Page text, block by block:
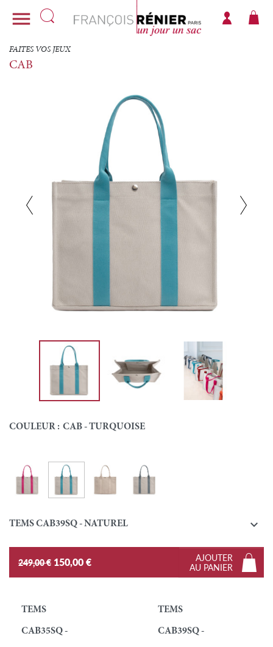

FAITES VOS JEUX
CAB
COULEUR : CAB - TURQUOISE
Couleur
Cab - FuchsiaCab - TurquoiseCab - Ecru Cab - Gris
TEMS CAB39SQ - NATUREL 
249,00 € 150,00 €
AJOUTER
AU PANIER
TEMS
CAB35SQ -
TEMS
CAB39SQ -